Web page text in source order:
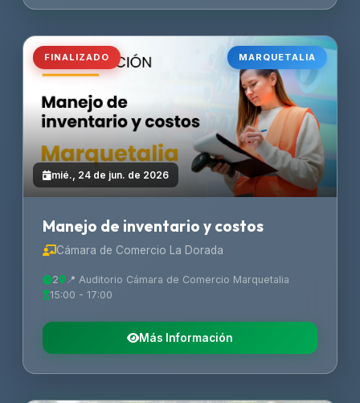
MARQUETALIA
mié., 24 de jun. de 2026
FINALIZADO
Manejo de inventario y costos
Cámara de Comercio La Dorada
2
📍 Auditorio Cámara de Comercio Marquetalia
15:00 - 17:00
Más Información